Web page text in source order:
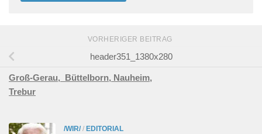
VORHERIGER BEITRAG
header351_1380x280
Groß-Gerau, Büttelborn, Nauheim,
Trebur
/WIR/ / EDITORIAL